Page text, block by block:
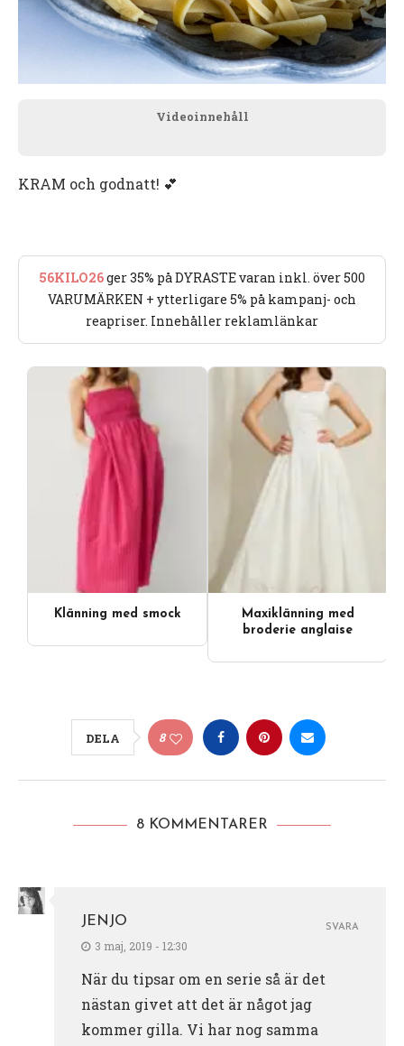
Videoinnehåll
KRAM och godnatt! 💕
56KILO26ger 35% på DYRASTE varan inkl. över 500
VARUMÄRKEN + ytterligare 5% på kampanj- och
reapriser. Innehåller reklamlänkar
Klänning med smock
Maxiklänning med
broderie anglaise
DELA 8
8 KOMMENTARER
JENJO
3 maj, 2019 - 12:30
När du tipsar om en serie så är det
nästan givet att det är något jag
kommer gilla. Vi har nog samma
SVARA